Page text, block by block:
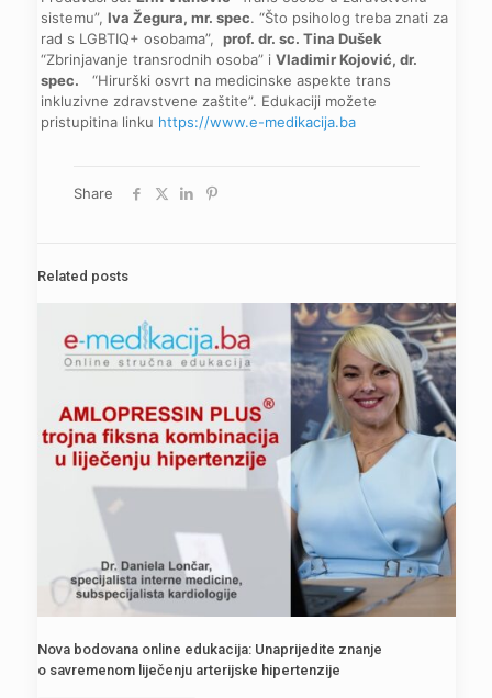
sistemu”,Iva Žegura, mr. spec. “Što psiholog treba znati za
rad s LGBTIQ+ osobama”,prof. dr. sc. Tina Dušek
“Zbrinjavanje transrodnih osoba” iVladimir Kojović, dr.
spec. “Hirurški osvrt na medicinske aspekte trans
inkluzivne zdravstvene zaštite”. Edukaciji možete
pristupitina linku https://www.e-medikacija.ba
Share
Related posts
Nova bodovana online edukacija: Unaprijedite znanje
o savremenom liječenju arterijske hipertenzije